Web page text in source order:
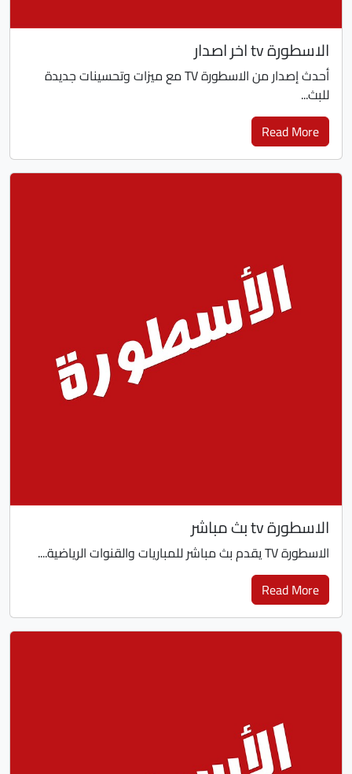
الاسطورة tv اخر اصدار
أحدث إصدار من الاسطورة TV مع ميزات وتحسينات جديدة
للبث...
Read More
الاسطورة tv بث مباشر
الاسطورة TV يقدم بث مباشر للمباريات والقنوات الرياضية....
Read More